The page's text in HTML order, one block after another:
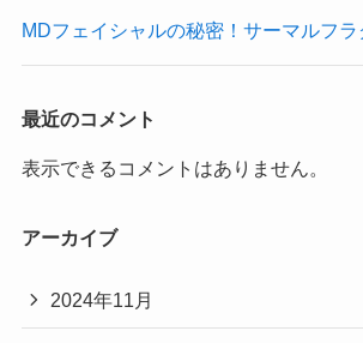
MDフェイシャルの秘密！サーマルフ
最近のコメント
表示できるコメントはありません。
アーカイブ
2024年11月